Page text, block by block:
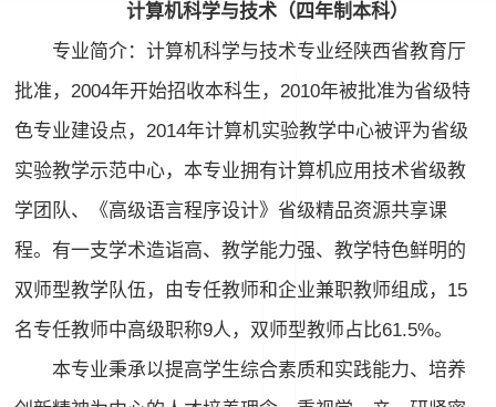
计算机科学与技术（四年制本科）
专业简介：计算机科学与技术专业经陕西省教育厅
批准，2004年开始招收本科生，2010年被批准为省级特
色专业建设点，2014年计算机实验教学中心被评为省级
实验教学示范中心，本专业拥有计算机应用技术省级教
学团队、《高级语言程序设计》省级精品资源共享课
程。有一支学术造诣高、教学能力强、教学特色鲜明的
双师型教学队伍，由专任教师和企业兼职教师组成，15
名专任教师中高级职称9人，双师型教师占比61.5%。
本专业秉承以提高学生综合素质和实践能力、培养